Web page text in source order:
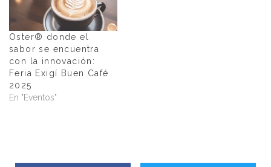
Oster® donde el
sabor se encuentra
con la innovación:
Feria Exigí Buen Café
2025
En "Eventos"